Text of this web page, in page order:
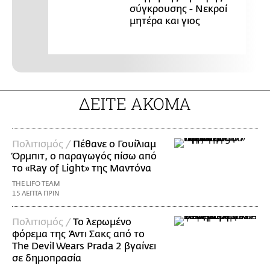
σύγκρουσης - Νεκροί
μητέρα και γιος
ΔΕΙΤΕ ΑΚΟΜΑ
Πολιτισμός / Πέθανε ο Γουίλιαμ
Όρμπιτ, ο παραγωγός πίσω από
το «Ray of Light» της Μαντόνα
THE LIFO TEAM
15 ΛΕΠΤΑ ΠΡΙΝ
Πολιτισμός / Το λερωμένο
φόρεμα της Άντι Σακς από το
The Devil Wears Prada 2 βγαίνει
σε δημοπρασία